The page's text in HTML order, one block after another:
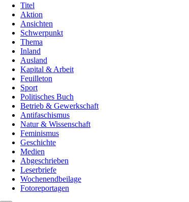
Titel
Aktion
Ansichten
Schwerpunkt
Thema
Inland
Ausland
Kapital & Arbeit
Feuilleton
Sport
Politisches Buch
Betrieb & Gewerkschaft
Antifaschismus
Natur & Wissenschaft
Feminismus
Geschichte
Medien
Abgeschrieben
Leserbriefe
Wochenendbeilage
Fotoreportagen